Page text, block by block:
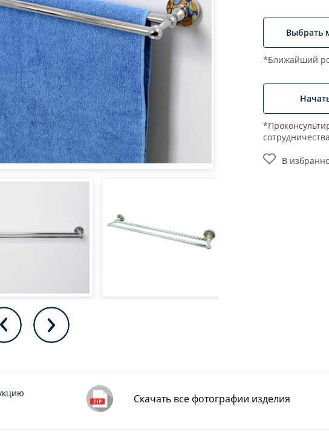
Выбрать
*Ближайший
В
Скачать все фотографии изделия